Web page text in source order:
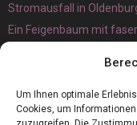
Um Ihnen optimale
Cookies, um
Stromausfall in
Ein Feigenbaum mit
Magnetangeln